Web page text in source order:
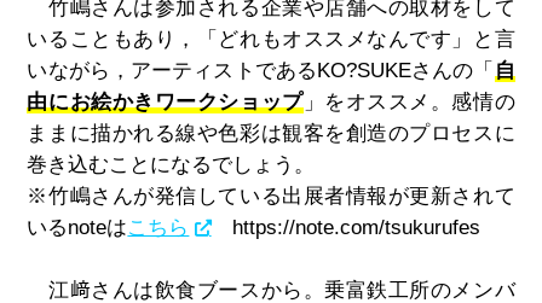
竹嶋さんは参加される企業や店舗への取材をして
いることもあり，「どれもオススメなんです」と言
いながら，アーティストであるKO?SUKEさんの「 自
由にお絵かきワークショップ」をオススメ。感情の
ままに描かれる線や色彩は観客を創造のプロセスに
巻き込むことになるでしょう。
※竹嶋さんが発信している出展者情報が更新されて
いるnoteはこちら https://note.com/tsukurufes
江﨑さんは飲食ブースから。乗富鉄工所のメンバ